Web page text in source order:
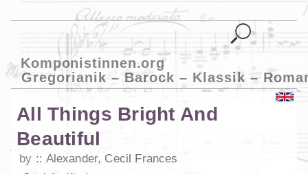
Komponistinnen.org
Gregorianik – Barock – Klassik –
All Things Bright And
Beautiful
by Alexander, Cecil Frances